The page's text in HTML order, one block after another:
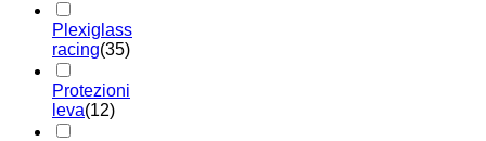
Plexiglass
racing(35)
Protezioni
leva(12)